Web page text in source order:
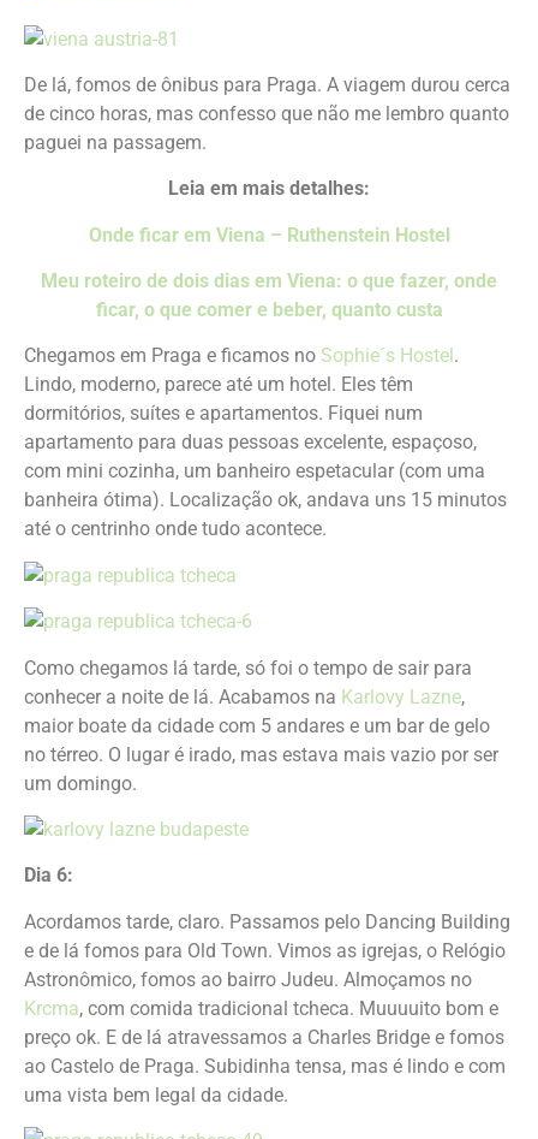
De lá, fomos de ônibus para Praga. A viagem durou cerca
de cinco horas, mas confesso que não me lembro quanto
paguei na passagem.
Leia em mais detalhes:
Onde ficar em Viena – Ruthenstein Hostel
Meu roteiro de dois dias em Viena: o que fazer, onde
ficar, o que comer e beber, quanto custa
Chegamos em Praga e ficamos no Sophie´s Hostel .
Lindo, moderno, parece até um hotel. Eles têm
dormitórios, suítes e apartamentos. Fiquei num
apartamento para duas pessoas excelente, espaçoso,
com mini cozinha, um banheiro espetacular (com uma
banheira ótima). Localização ok, andava uns 15 minutos
até o centrinho onde tudo acontece.
Como chegamos lá tarde, só foi o tempo de sair para
conhecer a noite de lá. Acabamos na Karlovy Lazne,
maior boate da cidade com 5 andares e um bar de gelo
no térreo. O lugar é irado, mas estava mais vazio por ser
um domingo.
Dia 6:
Acordamos tarde, claro. Passamos pelo Dancing Building
e de lá fomos para Old Town. Vimos as igrejas, o Relógio
Astronômico, fomos ao bairro Judeu. Almoçamos no
Krcma, com comida tradicional tcheca. Muuuuito bom e
preço ok. E de lá atravessamos a Charles Bridge e fomos
ao Castelo de Praga. Subidinha tensa, mas é lindo e com
uma vista bem legal da cidade.